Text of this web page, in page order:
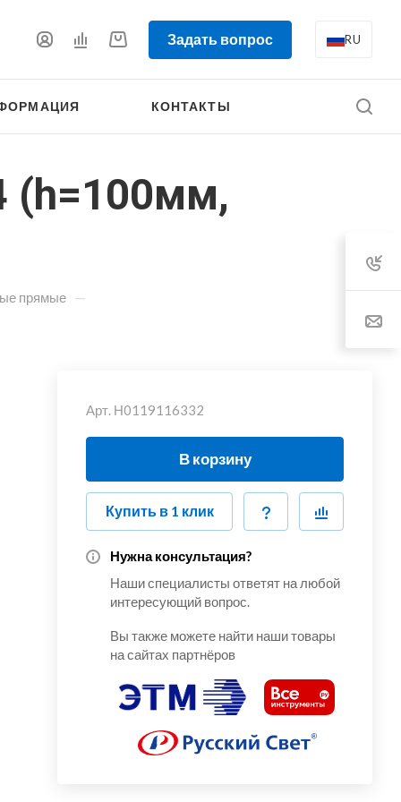
Задать вопрос RU
КОНТАКТЫ
(h=100мм,
прямые —
Арт. Н0119116332
В корзину
Купить в 1 клик
Нужна консультация?
Наши специалисты ответят на любой
интересующий вопрос.
Вы также можете найти наши товары
на сайтах партнёров